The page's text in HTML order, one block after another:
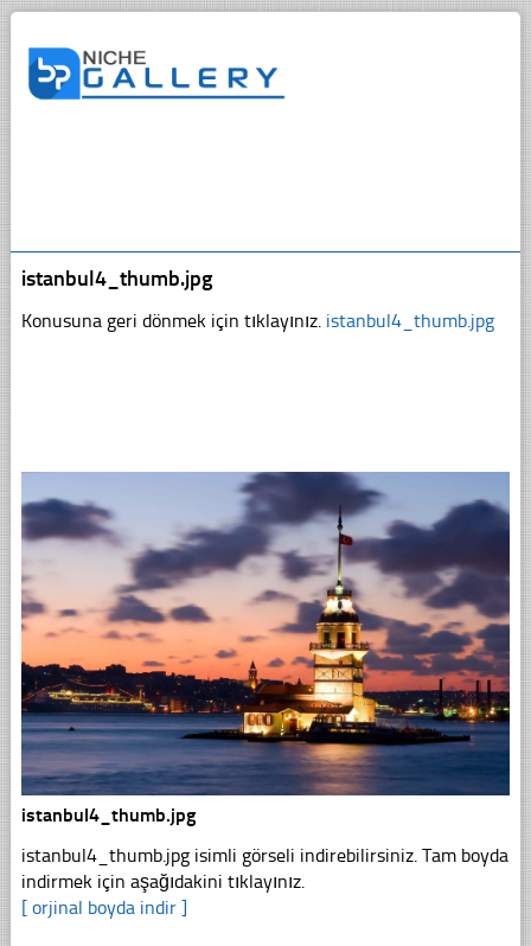
istanbul4_thumb.jpg
Konusuna geri dönmek için tıklayınız. istanbul4_thumb.jpg
istanbul4_thumb.jpg
istanbul4_thumb.jpg isimli görseli indirebilirsiniz. Tam boyda
indirmek için aşağıdakini tıklayınız.
[ orjinal boyda indir ]